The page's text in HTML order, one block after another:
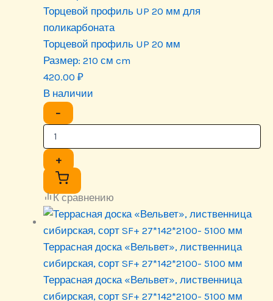
Торцевой профиль UP 20 мм для
поликарбоната
Торцевой профиль UP 20 мм
Размер: 210 см cm
420.00 ₽
В наличии
−
+
К сравнению
Террасная доска «Вельвет», лиственница
сибирская, сорт SF+ 27*142*2100- 5100 мм
Террасная доска «Вельвет», лиственница
сибирская, сорт SF+ 27*142*2100- 5100 мм